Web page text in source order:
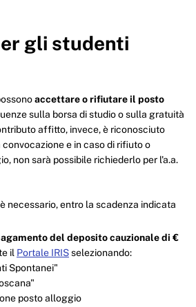
gli studenti
accettare o rifiutareil posto
sulla borsa di studio o sulla gratuità
affitto, invece, è riconosciuto
e in caso di rifiuto o
non sarà possibile richiederlo per l'a.a.
è necessario, entro la scadenza indicata
del deposito cauzionale di €
il Portale IRISselezionando:
Spontanei"
posto alloggio